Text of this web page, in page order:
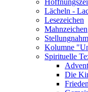
Lächeln -
Lesezeichen
Mahnzeichen
Kolumne
Spirituelle
Advent
Die